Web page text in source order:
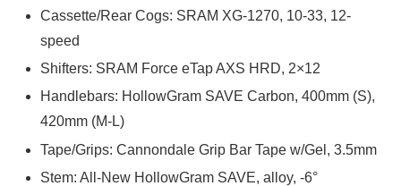
Cassette/Rear Cogs: SRAM XG-1270, 10-33, 12-
speed
Shifters: SRAM Force eTap AXS HRD, 2×12
Handlebars: HollowGram SAVE Carbon, 400mm (S),
420mm (M-L)
Tape/Grips: Cannondale Grip Bar Tape w/Gel, 3.5mm
Stem: All-New HollowGram SAVE, alloy, -6°